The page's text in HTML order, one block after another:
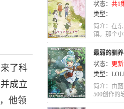
了科
成立
他领
状态： 共1
类型：
简介：在
镇。那个
小.....
最弱的驯
途
状态： 更
类型：
幻,艺术,竞
罪,社会,刑
舞,益智,百
简介：由
500创作的